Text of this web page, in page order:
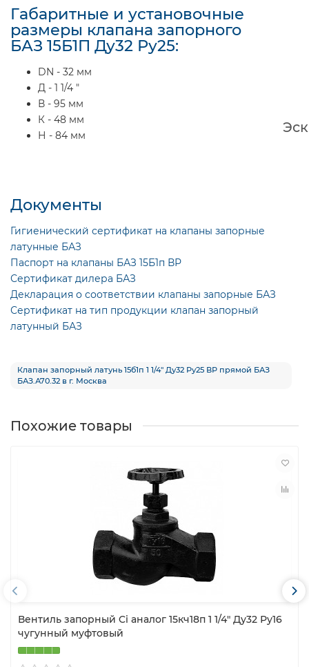
Габаритные и установочные
размеры клапана запорного
БАЗ 15Б1П Ду32 Ру25:
DN - 32 мм
Д - 1 1/4 ″
В - 95 мм
К - 48 мм
Н - 84 мм
Документы
Гигиенический сертификат на клапаны запорные
латунные БАЗ
Паспорт на клапаны БАЗ 15Б1п ВР
Сертификат дилера БАЗ
Декларация о соответствии клапаны запорные БАЗ
Сертификат на тип продукции клапан запорный
латунный БАЗ
Клапан запорный латунь 15б1п 1 1/4″ Ду32 Ру25 ВР прямой БАЗ
БАЗ.А70.32 в г. Москва
Похожие товары
Вентиль запорный Ci аналог 15кч18п 1 1/4″ Ду32 Ру16
чугунный муфтовый